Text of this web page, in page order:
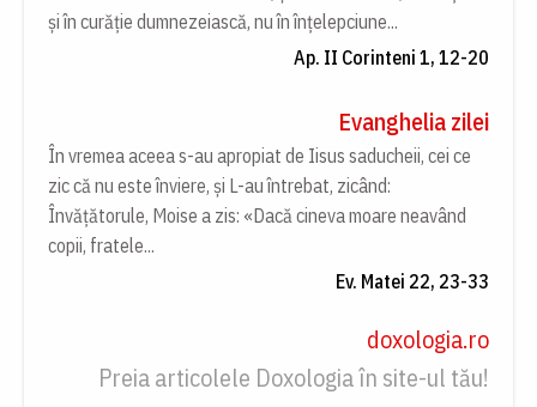
și în curăție dumnezeiască, nu în înțelepciune...
Ap. II Corinteni 1, 12-20
Evanghelia zilei
În vremea aceea s-au apropiat de Iisus saducheii, cei ce
zic că nu este înviere, și L-au întrebat, zicând:
Învățătorule, Moise a zis: «Dacă cineva moare neavând
copii, fratele...
Ev. Matei 22, 23-33
doxologia.ro
Preia articolele Doxologia în site-ul tău!